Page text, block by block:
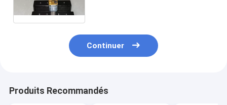
Continuer
Produits Recommandés